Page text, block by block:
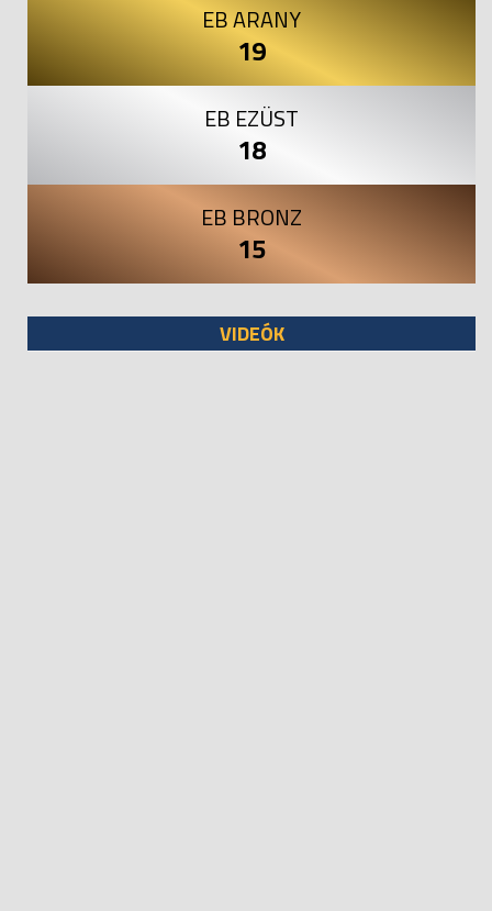
EB ARANY
19
EB EZÜST
18
EB BRONZ
15
VIDEÓK